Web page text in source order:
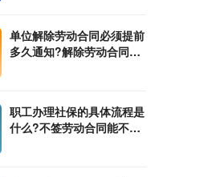
单位解除劳动合同必须提前
多久通知?解除劳动合同赔
职工办理社保的具体流程是
什么?不签劳动合同能不能